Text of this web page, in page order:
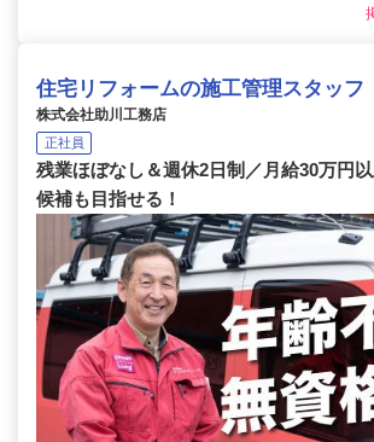
住宅リフォームの施工管理スタッフ
株式会社助川工務店
正社員
残業ほぼなし＆週休2日制／月給30万円
候補も目指せる！